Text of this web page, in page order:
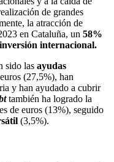
de grandes
la atracción de
en Cataluña, un 58%
internacional.
sido las ayudas
(27,5%), han
y han ayudado a cubrir
también ha logrado la
de euros (13%), seguido
(3,5%).